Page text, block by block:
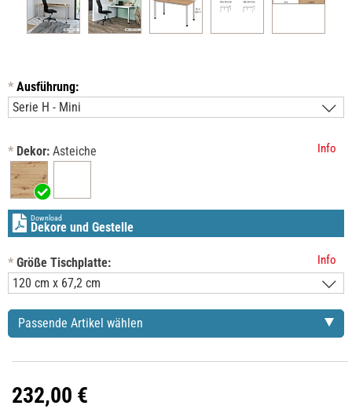
* Ausführung:
* Dekor: Asteiche Info
Download
Dekore und Gestelle
* Größe Tischplatte: Info
Passende Artikel wählen
232,00 €